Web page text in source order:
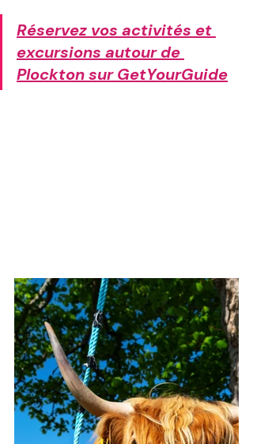
Réservez vos activités et
excursions autour de
Plockton sur GetYourGuide